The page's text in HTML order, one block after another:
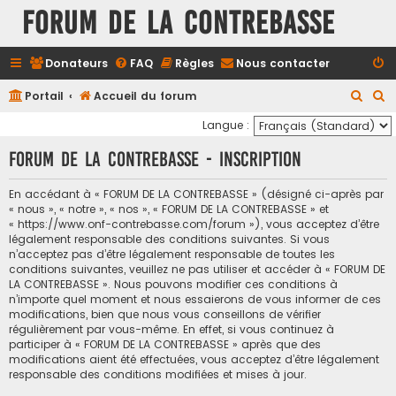
FORUM DE LA CONTREBASSE
Donateurs FAQ Règles Nous contacter
Portail Accueil du forum
e
c
e
c
c
r
Langue :
FORUM DE LA CONTREBASSE - Inscription
En accédant à « FORUM DE LA CONTREBASSE » (désigné ci-après par
« nous », « notre », « nos », « FORUM DE LA CONTREBASSE » et
« https://www.onf-contrebasse.com/forum »), vous acceptez d’être
légalement responsable des conditions suivantes. Si vous
n’acceptez pas d’être légalement responsable de toutes les
conditions suivantes, veuillez ne pas utiliser et accéder à « FORUM DE
LA CONTREBASSE ». Nous pouvons modifier ces conditions à
n’importe quel moment et nous essaierons de vous informer de ces
modifications, bien que nous vous conseillons de vérifier
régulièrement par vous-même. En effet, si vous continuez à
participer à « FORUM DE LA CONTREBASSE » après que des
modifications aient été effectuées, vous acceptez d’être légalement
responsable des conditions modifiées et mises à jour.